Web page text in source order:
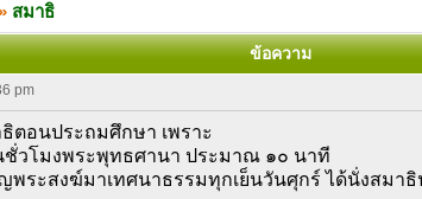
สมาธิ
ข้อความ
pm
ตอนประถมศึกษา เพราะ
ชั่วโมงพระพุทธศานา ประมาณ ๑๐ นาที
ญพระสงฆ์มาเทศนาธรรมทุกเย็นวันศุกร์ ได้นั่งสมา